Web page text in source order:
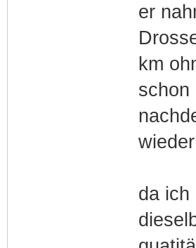
er
km
schon
da ich